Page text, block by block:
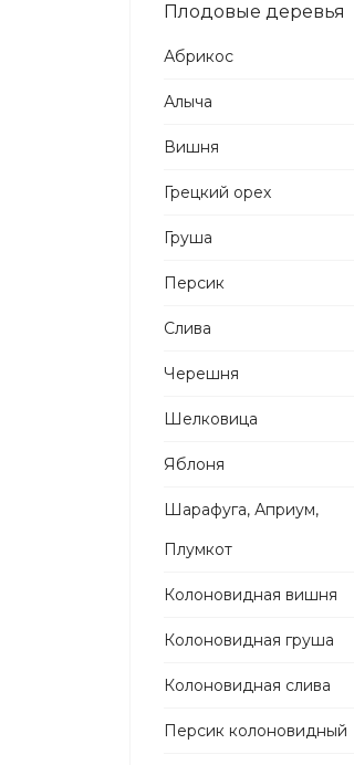
Плодовые деревья
Абрикос
Алыча
Вишня
Грецкий орех
Груша
Персик
Слива
Черешня
Шелковица
Яблоня
Шарафуга, Априум,
Плумкот
Колоновидная вишня
Колоновидная груша
Колоновидная слива
Персик колоновидный